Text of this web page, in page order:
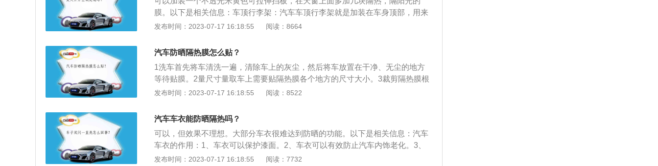
间，不要在阳光下给车盖上衣服，这样对车来说就更不好了。一般建议晚上可以
盖上车衣，这样可以防尘。但是白天阳光好的时候不要盖车衣，容易造成汽车发
动机过热或者车内迅速升温。要分时间盖车衣。车辆不能一直盖着车衣。覆盖车
汽车的防护更加专业和具体。其次在夏天，应该为汽车选择防雨防晒的衣服，这
样可以更好地保护汽车。有保温或透水性的夏天不能用。同时要注意车衣的材
质，要防火、防水、耐腐蚀，这样才能更好的保护汽车。覆盖车衣要根据车辆的
大。一般一个人很难完成覆盖车衣的过程，需要两三个人一起完成。如果车辆每
万一下大雨，可以用衣服盖住车辆。如果是正常天气，没必要给车盖上衣服。
膜。以下是相关信息：车顶行李架：汽车车顶行李架就是加装在车身顶部，用来
安全方便地固定行李的支撑架或部件，一般用于两厢式的旅行车、SUV和MPV等
放行李厢放不下的东西，比如体积大的行李、自行车、折叠床等等，只要车主将
货物固定到位，特别是在货物上加装上行李绳网，它可以承载比预料的更多的东
西。
发布时间：2023-07-17 16:18:55 阅读：8664
汽车防晒隔热膜怎么贴？
1洗车首先将车清洗一遍，清除车上的灰尘，然后将车放置在干净、无尘的地方
等待贴膜。2量尺寸量取车上需要贴隔热膜各个地方的尺寸大小。3裁剪隔热膜根
据量取的尺寸进行裁剪，但切记不能偏小。4贴膜把膜撕开，在有效的膜面上均
净。
发布时间：2023-07-17 16:18:55 阅读：8522
汽车车衣能防晒隔热吗？
可以，但效果不理想。大部分车衣很难达到防晒的功能。以下是相关信息：汽车
车衣的作用：1、车衣可以保护漆面。2、车衣可以有效防止汽车内饰老化。3、
车衣可以因温度得到控制进而保护汽车零部件的使用寿命。扩展资料：夏季阳光
发布时间：2023-07-17 16:18:55 阅读：7732